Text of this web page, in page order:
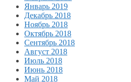
Январь 2019
Декабрь 2018
Ноябрь 2018
Октябрь 2018
Сентябрь 2018
Август 2018
Июль 2018
Июнь 2018
Май 2018